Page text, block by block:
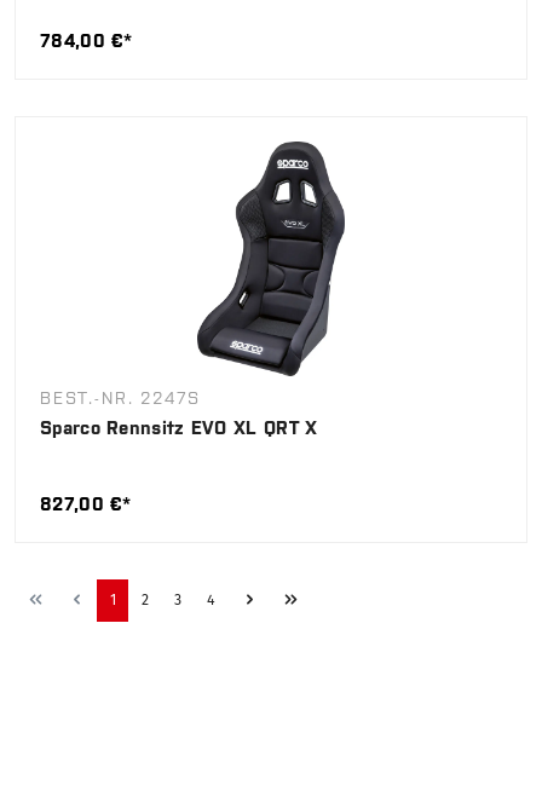
784,00 €*
BEST.-NR. 2247S
Sparco Rennsitz EVO XL QRT X
827,00 €*
1 2 3 4